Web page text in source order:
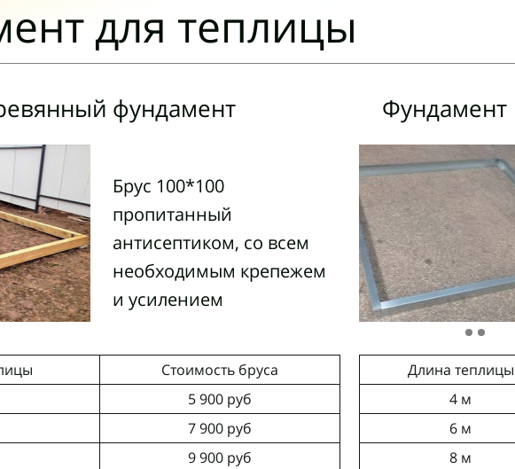
для теплицы
фундамент
Брус 100*100
пропитанный
антисептиком, со всем
необходимым крепежем
и усилением
Стоимость бруса
5 900 руб
7 900 руб
9 900 руб
Фундамент
Длина теплицы
4 м
6 м
8 м